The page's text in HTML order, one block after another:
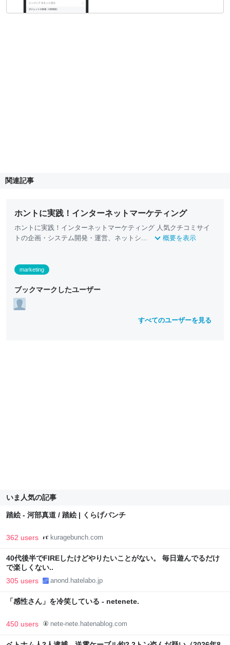
関連記事
ホントに実践！インターネットマーケティング
ホントに実践！インターネットマーケティング 人気クチコミサイ
トの企画・システム開発・運営、ネットシ...
概要を表示
marketing
ブックマークしたユーザー
すべてのユーザーを見る
いま人気の記事
踏絵 - 河部真道 / 踏絵 | くらげバンチ
362 users kuragebunch.com
40代後半でFIREしたけどやりたいことがない。 毎日遊んでるだけ
で楽しくない..
305 users anond.hatelabo.jp
「感性さん」を冷笑している - netenete.
450 users nete-nete.hatenablog.com